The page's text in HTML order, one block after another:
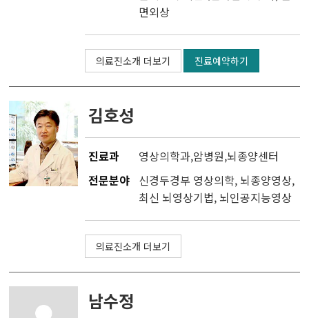
면외상
의료진소개 더보기 진료예약하기
김호성
진료과 영상의학과,암병원,뇌종양센터
전문분야 신경두경부 영상의학, 뇌종양영상,
최신 뇌영상기법, 뇌인공지능영상
의료진소개 더보기
남수정